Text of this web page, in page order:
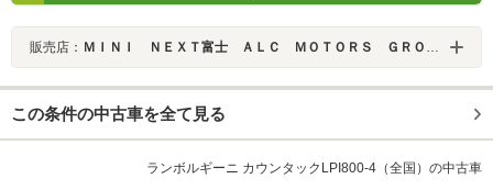
販売店： ＭＩＮＩ ＮＥＸＴ富士 ＡＬＣ ＭＯＴＯＲＳ ＧＲＯＵＰ
この条件の中古車を全て見る
ランボルギーニ カウンタックLPI800-4（全国）の中古車